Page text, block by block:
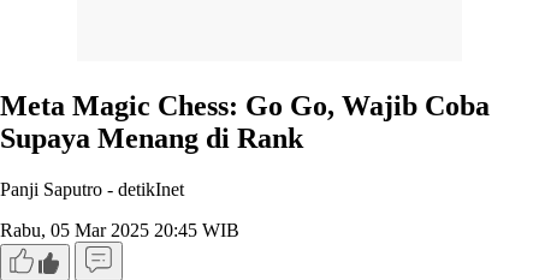
Meta Magic Chess: Go Go, Wajib Coba
Supaya Menang di Rank
Panji Saputro - detikInet
Rabu, 05 Mar 2025 20:45 WIB